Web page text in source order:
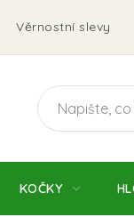
Věrnostní slevy
KOČKY